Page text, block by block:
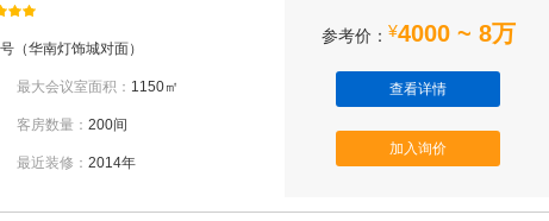
（华南灯饰城对面）
最大会议室面积： 1150㎡
客房数量： 200间
最近装修： 2014年
参考价： ¥4000 ~ 8万
查看详情
加入询价